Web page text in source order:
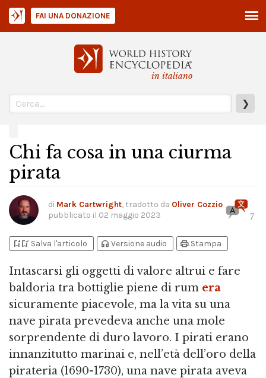
in italiano
❯
FAI UNA DONAZIONE
Chi fa cosa in una ciurma
pirata
di Mark Cartwright, tradotto da Oliver Cozzio
pubblicato il 02 maggio 2023 7
bookmark_addbookmark_added Salva l'articolo headphones Versione audio print Stampa
Intascarsi gli oggetti di valore altrui e fare
baldoria tra bottiglie piene di rum era
sicuramente piacevole, ma la vita su una
nave pirata prevedeva anche una mole
sorprendente di duro lavoro. I pirati erano
innanzitutto marinai e, nell’età dell’oro della
pirateria (1690-1730), una nave pirata aveva